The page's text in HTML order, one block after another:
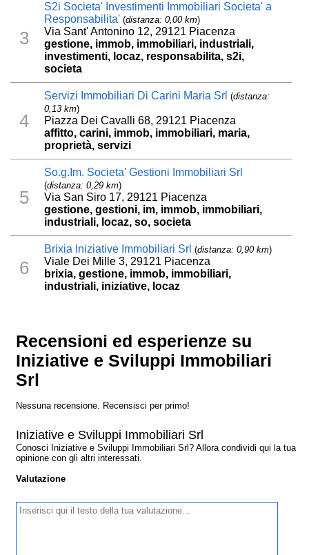
3
S2i Societa' Investimenti Immobiliari Societa' a
Responsabilita' (distanza: 0,00 km)
Via Sant' Antonino 12, 29121 Piacenza
gestione, immob, immobiliari, industriali,
investimenti, locaz, responsabilita, s2i,
societa
4
Servizi Immobiliari Di Carini Maria Srl (distanza:
0,13 km)
Piazza Dei Cavalli 68, 29121 Piacenza
affitto, carini, immob, immobiliari, maria,
proprietà, servizi
5
So.g.Im. Societa' Gestioni Immobiliari Srl
(distanza: 0,29 km)
Via San Siro 17, 29121 Piacenza
gestione, gestioni, im, immob, immobiliari,
industriali, locaz, so, societa
6
Brixia Iniziative Immobiliari Srl (distanza: 0,90 km)
Viale Dei Mille 3, 29121 Piacenza
brixia, gestione, immob, immobiliari,
industriali, iniziative, locaz
Recensioni ed esperienze su
Iniziative e Sviluppi Immobiliari
Srl
Nessuna recensione. Recensisci per primo!
Iniziative e Sviluppi Immobiliari Srl
Conosci Iniziative e Sviluppi Immobiliari Srl? Allora condividi qui la tua
opinione con gli altri interessati.
Valutazione